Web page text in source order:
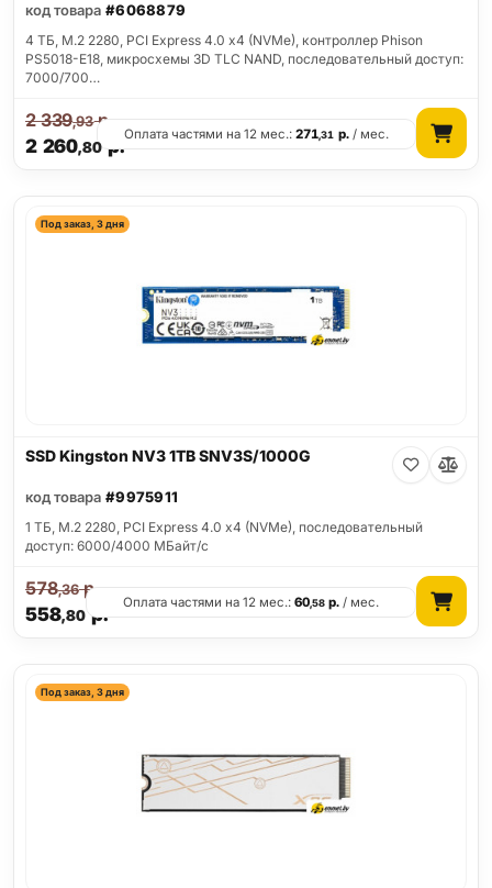
код товара #6068879
4 ТБ, M.2 2280, PCI Express 4.0 x4 (NVMe), контроллер Phison
PS5018-E18, микросхемы 3D TLC NAND, последовательный доступ:
7000/700…
2 260,80 р.
2 339,93р.
Оплата частями на 12 мес.:271,31 р./ мес.
Под заказ, 3 дня
SSD Kingston NV3 1TB SNV3S/1000G
код товара #9975911
1 ТБ, M.2 2280, PCI Express 4.0 x4 (NVMe), последовательный
доступ: 6000/4000 МБайт/с
558,80р.
578,36р.
Оплата частями на 12 мес.:60,58 р. / мес.
Под заказ, 3 дня